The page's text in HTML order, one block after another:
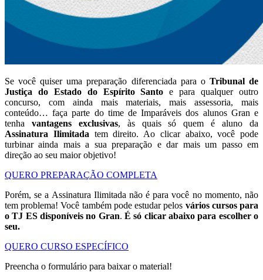
Se você quiser uma preparação diferenciada para oTribunal de
Justiça do Estado do Espírito Santo e para qualquer outro
concurso, com ainda mais materiais, mais assessoria, mais
conteúdo… faça parte do time de Imparáveis dos alunos Gran e
tenha vantagens exclusivas, às quais só quem é aluno da
Assinatura Ilimitadatem direito. Ao clicar abaixo, você pode
turbinar ainda mais a sua preparação e dar mais um passo em
direção ao seu maior objetivo!
QUERO PREPARAÇÃO COMPLETA
Porém, se a Assinatura Ilimitada não é para você no momento, não
tem problema! Você também pode estudar pelos vários cursos para
o TJ ES disponíveis no Gran. É só clicar abaixo para escolher o
seu.
QUERO CURSO ESPECÍFICO
Preencha o formulário para baixar o material!